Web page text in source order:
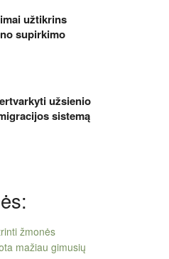
užtikrins
supirkimo
užsienio
sistemą
žmonės
mažiau gimusių